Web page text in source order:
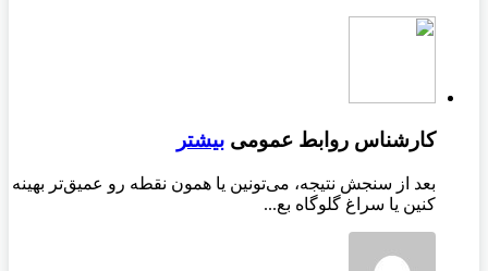
کارشناس روابط عمومی بیشتر
بعد از سنجش نتیجه، می‌تونین یا همون نقطه رو عمیق‌تر بهینه
کنین یا سراغ گلوگاه بع...